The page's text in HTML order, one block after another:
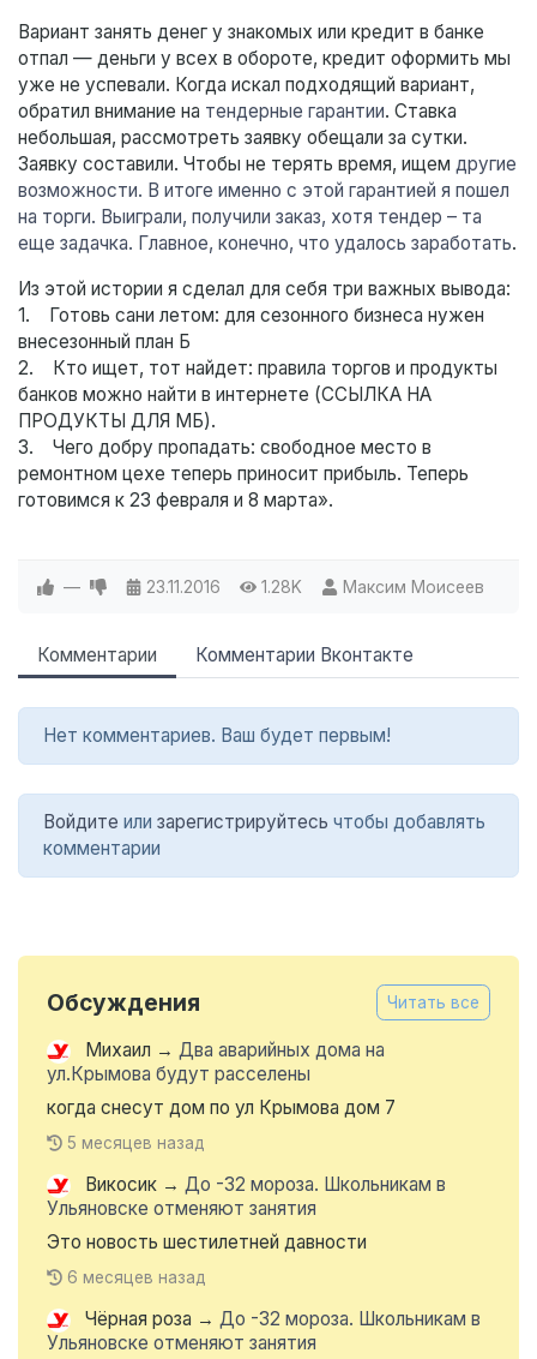
Вариант занять денег у знакомых или кредит в банке
отпал — деньги у всех в обороте, кредит оформить мы
уже не успевали. Когда искал подходящий вариант,
обратил внимание на тендерные гарантии. Ставка
небольшая, рассмотреть заявку обещали за сутки.
Заявку составили. Чтобы не терять время, ищем другие
возможности. В итоге именно с этой гарантией я пошел
на торги. Выиграли, получили заказ, хотя тендер – та
еще задачка. Главное, конечно, что удалось заработать.
Из этой истории я сделал для себя три важных вывода:
1. Готовь сани летом: для сезонного бизнеса нужен
внесезонный план Б
2. Кто ищет, тот найдет: правила торгов и продукты
банков можно найти в интернете (ССЫЛКА НА
ПРОДУКТЫ ДЛЯ МБ).
3. Чего добру пропадать: свободное место в
ремонтном цехе теперь приносит прибыль. Теперь
готовимся к 23 февраля и 8 марта».
— 23.11.2016 1.28K Максим Моисеев
Комментарии Комментарии Вконтакте
Нет комментариев. Ваш будет первым!
Войдите или зарегистрируйтесь чтобы добавлять
комментарии
Обсуждения Читать все
Михаил → Два аварийных дома на
ул.Крымова будут расселены
когда снесут дом по ул Крымова дом 7
5 месяцев назад
Викосик → До -32 мороза. Школьникам в
Ульяновске отменяют занятия
Это новость шестилетней давности
6 месяцев назад
Чёрная роза → До -32 мороза. Школьникам в
Ульяновске отменяют занятия